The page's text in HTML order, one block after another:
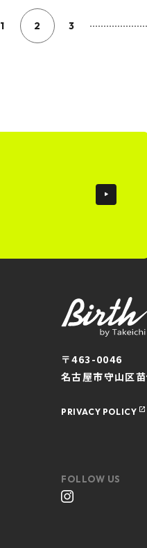
1 2 3
〒463-0046
名古屋市守山区
PRIVACY POLICY
FOLLOW US